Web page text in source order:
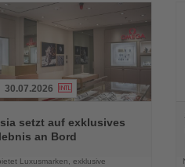
30.07.2026
setzt auf exklusives
an Bord
Luxusmarken, exklusive